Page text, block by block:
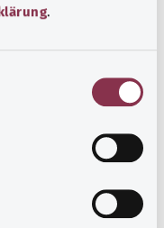
.
يحدث الكبد الدهني غير